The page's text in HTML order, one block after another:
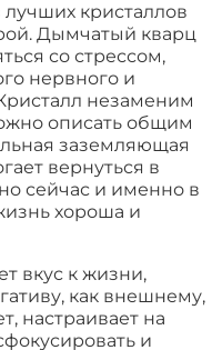
кристаллов
Дымчатый кварц
со стрессом,
нервного и
незаменим
описать общим
заземляющая
вернуться в
сейчас и именно в
хороша и
вкус к жизни,
как внешнему,
настраивает на
и